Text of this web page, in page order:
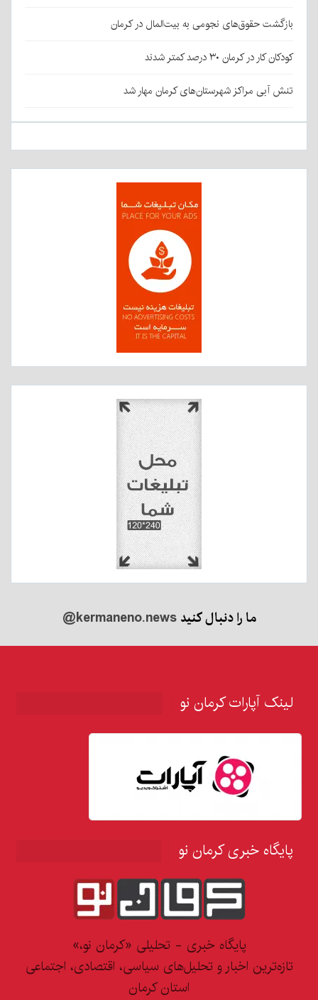
بازگشت حقوق‌های نجومی به بیت‌المال در کرمان
کودکان کار در کرمان ۳۰ درصد کمتر شدند
تنش آبی مراکز شهرستان‌های کرمان مهار شد
ما را دنبال کنید@kermaneno.news
لینک آپارات کرمان نو
پایگاه خبری کرمان نو
پایگاه خبری - تحلیلی «کرمان نو،»
تازه‌ترین اخبار و تحلیل‌های سیاسی، اقتصادی، اجتماعی
استان کرمان